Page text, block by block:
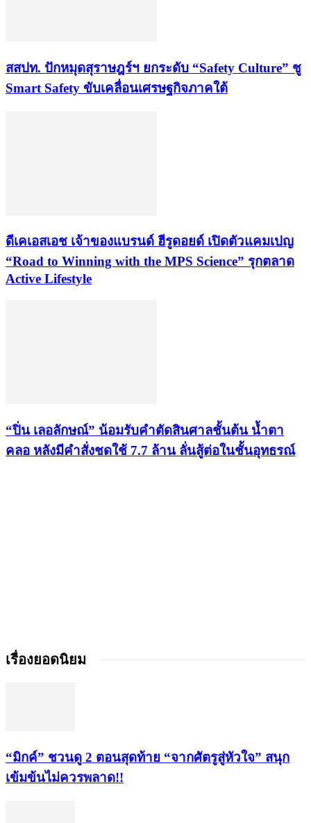
สสปท. ปักหมุดสุราษฎร์ฯ ยกระดับ “Safety Culture” ชู
Smart Safety ขับเคลื่อนเศรษฐกิจภาคใต้
ดีเคเอสเอช เจ้าของแบรนด์ ฮีรูดอยด์ เปิดตัวแคมเปญ
“Road to Winning with the MPS Science” รุกตลาด
Active Lifestyle
“ปิ่น เลอลักษณ์” น้อมรับคำตัดสินศาลชั้นต้น น้ำตา
คลอ หลังมีคำสั่งชดใช้ 7.7 ล้าน ลั่นสู้ต่อในชั้นอุทธรณ์
เรื่องยอดนิยม
“มิกค์” ชวนดู 2 ตอนสุดท้าย “จากศัตรูสู่หัวใจ” สนุก
เข้มข้นไม่ควรพลาด!!